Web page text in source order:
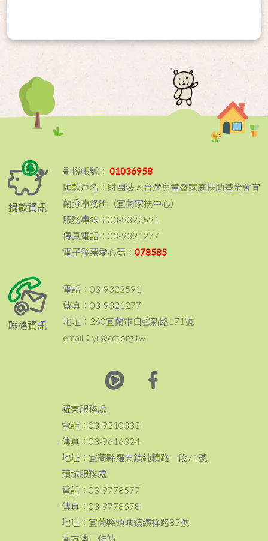
捐款資訊
劃撥帳號： 01036958
匯款戶名：財團法人台灣兒童暨家庭扶助基金會宜
蘭分事務所（宜蘭家扶中心）
服務專線：03-9322591
傳真電話：03-9321277
電子發票愛心碼：078585
聯絡資訊
電話：03-9322591
傳真：03-9321277
地址：260宜蘭市自強新路171號
email：yil@ccf.org.tw
羅東服務處
電話：03-9510333
傳真：03-9616324
地址：宜蘭縣羅東鎮純精路一段71號
頭城服務處
電話：03-9778577
傳真：03-9778578
地址：宜蘭縣頭城鎮纘祥路85號
南方澳工作站